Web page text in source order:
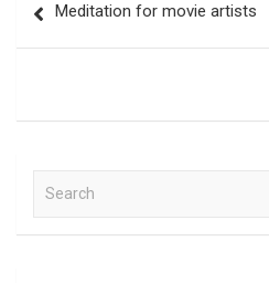
navigation
Meditation for movie artists
a